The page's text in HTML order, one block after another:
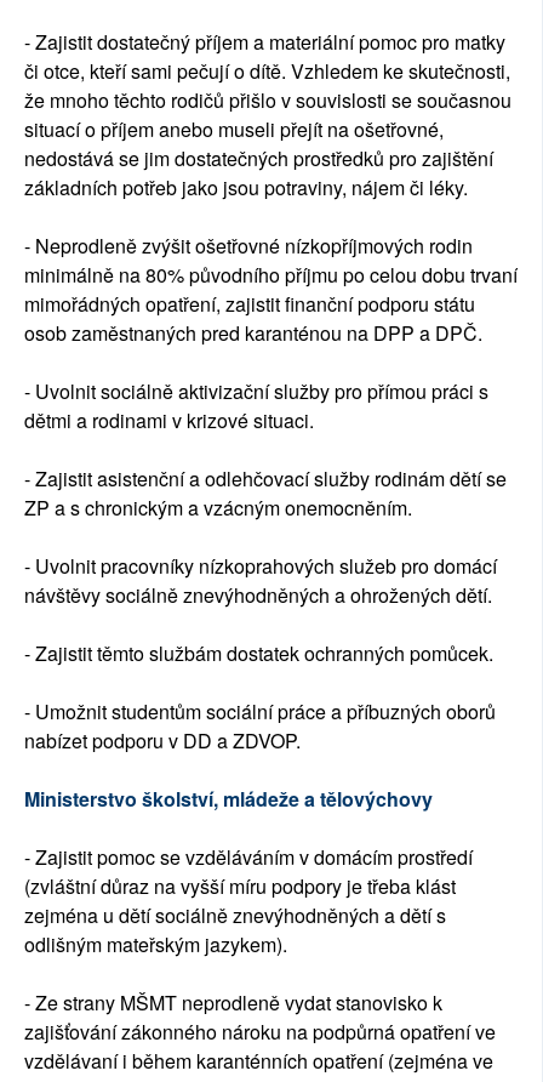
- Zajistit dostatečný příjem a materiální pomoc pro matky
či otce, kteří sami pečují o dítě. Vzhledem ke skutečnosti,
že mnoho těchto rodičů přišlo v souvislosti se současnou
situací o příjem anebo museli přejít na ošetřovné,
nedostává se jim dostatečných prostředků pro zajištění
základních potřeb jako jsou potraviny, nájem či léky.
- Neprodleně zvýšit ošetřovné nízkopříjmových rodin
minimálně na 80% původního příjmu po celou dobu trvaní
mimořádných opatření, zajistit finanční podporu státu
osob zaměstnaných pred karanténou na DPP a DPČ.
- Uvolnit sociálně aktivizační služby pro přímou práci s
dětmi a rodinami v krizové situaci.
- Zajistit asistenční a odlehčovací služby rodinám dětí se
ZP a s chronickým a vzácným onemocněním.
- Uvolnit pracovníky nízkoprahových služeb pro domácí
návštěvy sociálně znevýhodněných a ohrožených dětí.
- Zajistit těmto službám dostatek ochranných pomůcek.
- Umožnit studentům sociální práce a příbuzných oborů
nabízet podporu v DD a ZDVOP.
Ministerstvo školství, mládeže a tělovýchovy
- Zajistit pomoc se vzděláváním v domácím prostředí
(zvláštní důraz na vyšší míru podpory je třeba klást
zejména u dětí sociálně znevýhodněných a dětí s
odlišným mateřským jazykem).
- Ze strany MŠMT neprodleně vydat stanovisko k
zajišťování zákonného nároku na podpůrná opatření ve
vzdělávaní i během karanténních opatření (zejména ve